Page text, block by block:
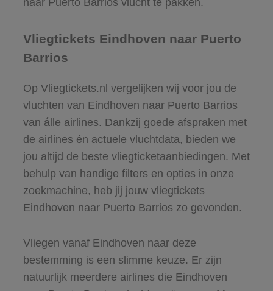
Vliegtickets Eindhoven naar Puerto
Barrios
Op Vliegtickets.nl vergelijken wij voor jou de
vluchten van Eindhoven naar Puerto Barrios
van álle airlines. Dankzij goede afspraken met
de airlines én actuele vluchtdata, bieden we
jou altijd de beste vliegticketaanbiedingen. Met
behulp van handige filters en opties in onze
zoekmachine, heb jij jouw vliegtickets
Eindhoven naar Puerto Barrios zo gevonden.
Vliegen vanaf Eindhoven naar deze
bestemming is een slimme keuze. Er zijn
natuurlijk meerdere airlines die Eindhoven